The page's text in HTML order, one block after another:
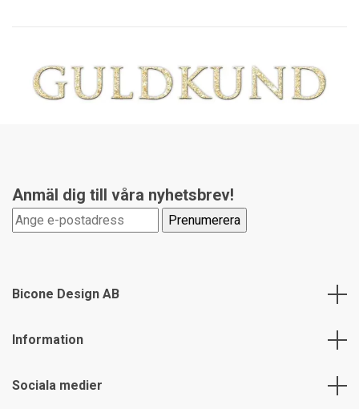
Anmäl dig till våra nyhetsbrev!
Bicone Design AB
Information
Sociala medier